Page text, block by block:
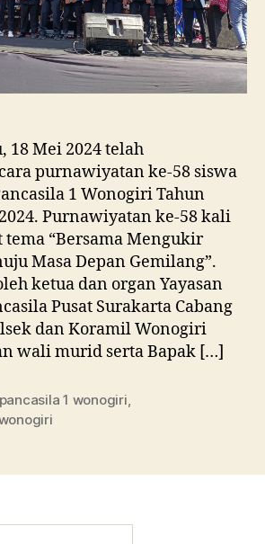
18 Mei 2024 telah
purnawiyatan ke-58 siswa
1 Wonogiri Tahun
Purnawiyatan ke-58 kali
“Bersama Mengukir
Masa Depan Gemilang”.
ketua dan organ Yayasan
Pusat Surakarta Cabang
dan Koramil Wonogiri
wali murid serta Bapak […]
1 wonogiri